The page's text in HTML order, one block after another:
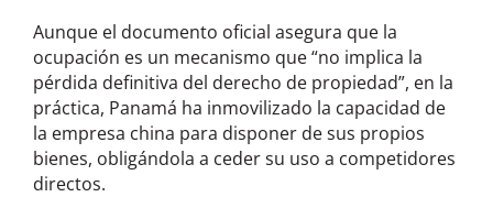
Aunque el documento oficial asegura que la
ocupación es un mecanismo que “no implica la
pérdida definitiva del derecho de propiedad”, en la
práctica, Panamá ha inmovilizado la capacidad de
la empresa china para disponer de sus propios
bienes, obligándola a ceder su uso a competidores
directos.